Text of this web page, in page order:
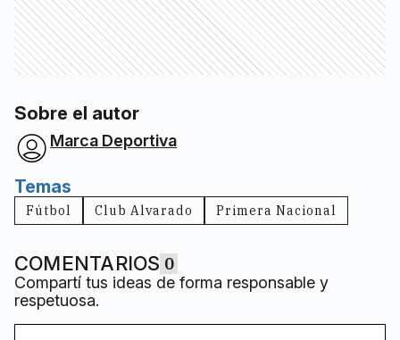
Sobre el autor
Marca Deportiva
Temas
Fútbol Club Alvarado Primera Nacional
COMENTARIOS 0
Compartí tus ideas de forma responsable y
respetuosa.